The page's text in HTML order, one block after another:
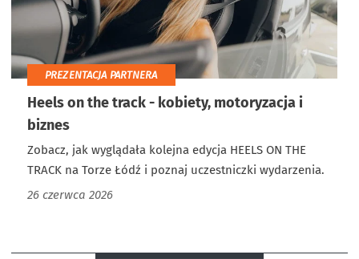
PREZENTACJA PARTNERA
Heels on the track - kobiety, motoryzacja i
biznes
Zobacz, jak wyglądała kolejna edycja HEELS ON THE
TRACK na Torze Łódź i poznaj uczestniczki wydarzenia.
26 czerwca 2026